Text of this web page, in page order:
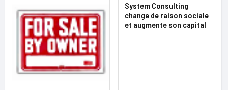
System Consulting
change de raison sociale
et augmente son capital